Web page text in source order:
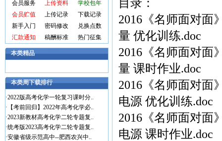
会员服务 上传资料
学校包年
会员贮值
上传记录
下载记录
新手入门
密码修改
兑换点数
汇款通知
稿酬标准 热门征集
本类精品
本类周下载排行
·2022版高考化学一轮复习课时分..
· 【考前回归】2022年高考化学必..
·2023新教材高考化学二轮专题复..
·统考版2023高考化学二轮专题复..
·安徽省级示范高中--肥西农兴中..
目录：
2016《名师面对面
量 优化训练.doc
2016《名师面对面
量 课时作业.doc
2016《名师面对面
电源 优化训练.doc
2016《名师面对面
电源 课时作业.doc